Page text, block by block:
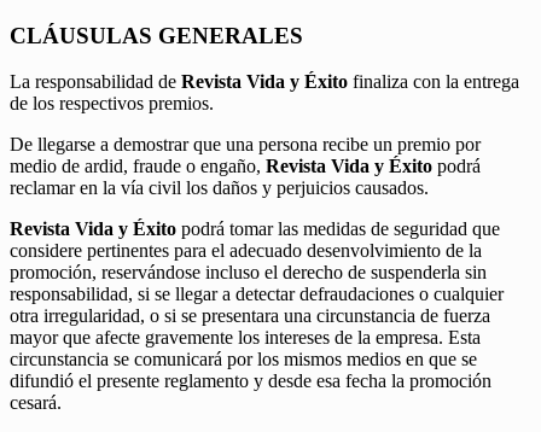
CLÁUSULAS GENERALES
La responsabilidad de Revista Vida y Éxito finaliza con la entrega
de los respectivos premios.
De llegarse a demostrar que una persona recibe un premio por
medio de ardid, fraude o engaño, Revista Vida y Éxito podrá
reclamar en la vía civil los daños y perjuicios causados.
Revista Vida y Éxito podrá tomar las medidas de seguridad que
considere pertinentes para el adecuado desenvolvimiento de la
promoción, reservándose incluso el derecho de suspenderla sin
responsabilidad, si se llegar a detectar defraudaciones o cualquier
otra irregularidad, o si se presentara una circunstancia de fuerza
mayor que afecte gravemente los intereses de la empresa. Esta
circunstancia se comunicará por los mismos medios en que se
difundió el presente reglamento y desde esa fecha la promoción
cesará.